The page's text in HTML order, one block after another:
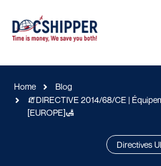
Home
Blog
🧯DIRECTIVE 2014/68/CE |
[EUROPE]🛃
Directives